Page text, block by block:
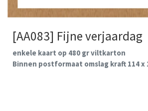
[AA083] Fijne verjaardag
enkele kaart op 480 gr viltkarton
Binnen postformaat omslag kraft 114 x